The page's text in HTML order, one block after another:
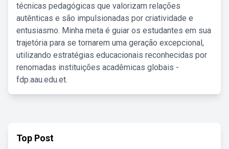
técnicas pedagógicas que valorizam relações
autênticas e são impulsionadas por criatividade e
entusiasmo. Minha meta é guiar os estudantes em sua
trajetória para se tornarem uma geração excepcional,
utilizando estratégias educacionais reconhecidas por
renomadas instituições acadêmicas globais -
fdp.aau.edu.et.
Top Post